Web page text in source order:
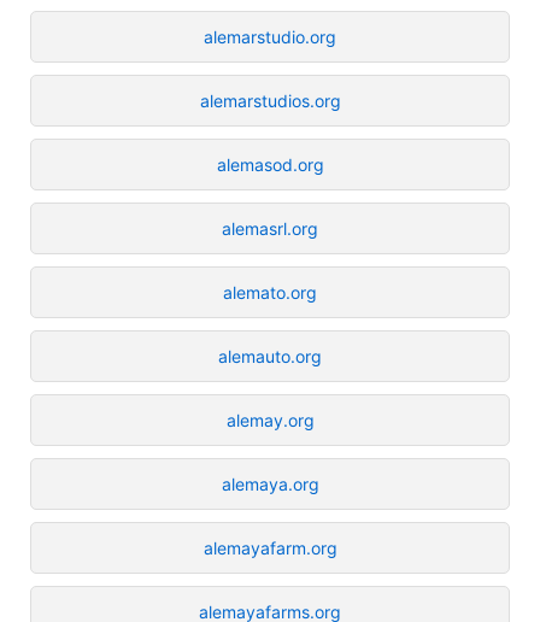
alemarstudio.org
alemarstudios.org
alemasod.org
alemasrl.org
alemato.org
alemauto.org
alemay.org
alemaya.org
alemayafarm.org
alemayafarms.org